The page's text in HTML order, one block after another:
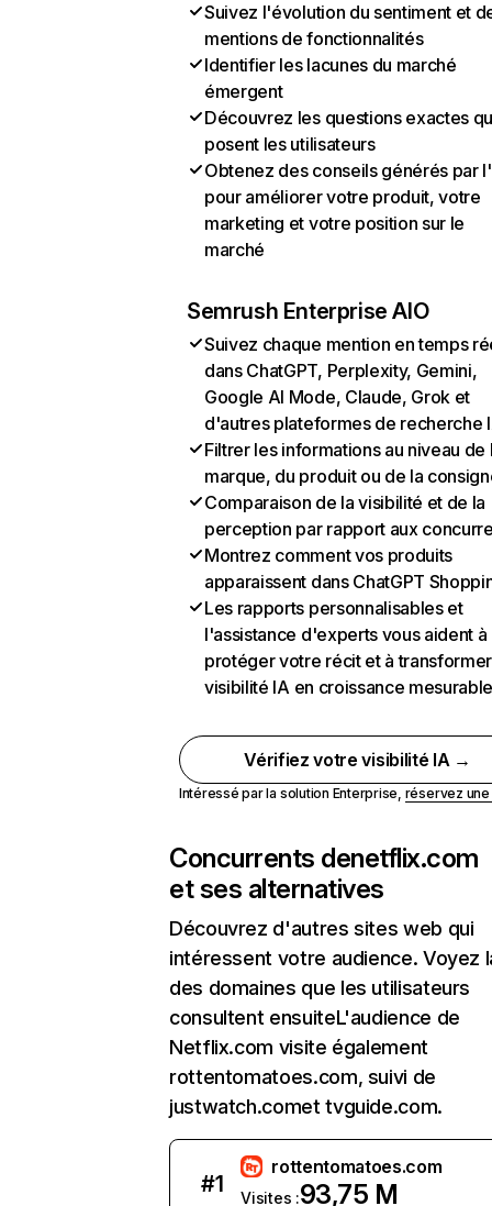
Suivez l'évolution du sentiment et
mentions de fonctionnalités
Identifier les lacunes du marché
émergent
Découvrez les questions exactes
posent les utilisateurs
Obtenez des conseils générés par
pour améliorer votre produit, votre
marketing et votre position sur le
marché
Semrush Enterprise AIO
Suivez chaque mention en temps
dans ChatGPT, Perplexity, Gemini,
Google AI Mode, Claude, Grok et
d'autres plateformes de recherche
Filtrer les informations au niveau de
marque, du produit ou de la
Comparaison de la visibilité et de la
perception par rapport aux
Montrez comment vos produits
apparaissent dans ChatGPT
Les rapports personnalisables et
l'assistance d'experts vous aident à
protéger votre récit et à
visibilité IA en croissance
Vérifiez votre visibilité IA →
Intéressé par la solution Enterprise, réservez
Concurrents denetflix.com
et ses alternatives
Découvrez d'autres sites web qui
intéressent votre audience. Voyez
des domaines que les utilisateurs
consultent ensuiteL'audience de
Netflix.com visite également
rottentomatoes.com, suivi de
justwatch.comet tvguide.com.
#1
rottentomatoes.com
Visites :93,75 M